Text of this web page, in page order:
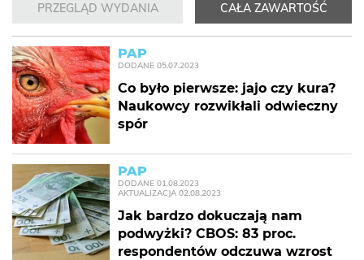
PRZEGLĄD WYDANIA CAŁA ZAWARTOŚĆ
PAP
DODANE 05.07.2023
Co było pierwsze: jajo czy kura?
Naukowcy rozwikłali odwieczny
spór
PAP
DODANE 01.08.2023
AKTUALIZACJA 02.08.2023
Jak bardzo dokuczają nam
podwyżki? CBOS: 83 proc.
respondentów odczuwa wzrost